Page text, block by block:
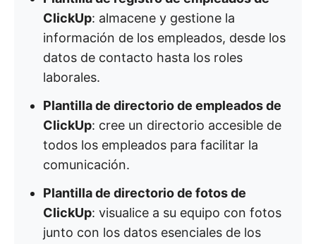
ClickUp: almacene y gestione la
información de los empleados, desde los
datos de contacto hasta los roles
laborales. ​
Plantilla de directorio de empleados de
ClickUp: cree un directorio accesible de
todos los empleados para facilitar la
comunicación. ​
Plantilla de directorio de fotos de
ClickUp: visualice a su equipo con fotos
junto con los datos esenciales de los